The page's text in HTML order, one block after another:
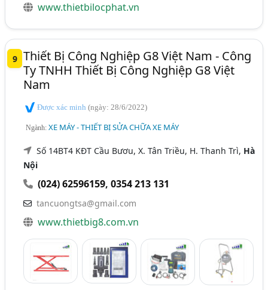
www.thietbilocphat.vn
9 Thiết Bị Công Nghiệp G8 Việt Nam - Công
Ty TNHH Thiết Bị Công Nghiệp G8 Việt
Nam
Được xác minh(ngày: 28/6/2022)
Ngành:XE MÁY - THIẾT BỊ SỬA CHỮA XE MÁY
Số 14BT4 KĐT Cầu Bươu, X. Tân Triều, H. Thanh Trì, Hà
Nội
(024) 62596159,0354 213 131
tancuongtsa@gmail.com
www.thietbig8.com.vn